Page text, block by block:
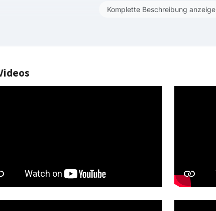
Komplette Beschreibung